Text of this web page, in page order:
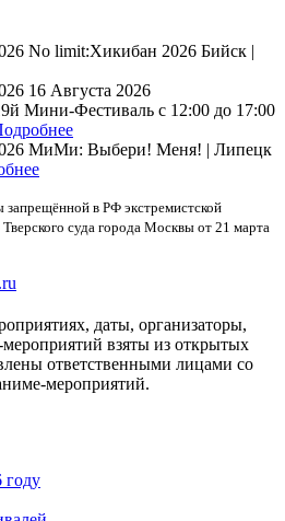
No limit:Хикибан 2026 Бийск |
16 Августа 2026
Мини-Фестиваль с 12:00 до 17:00
МиМи: Выбери! Меня! | Липецк
запрещённой в РФ экстремистской
суда города Москвы от 21 марта
даты, организаторы,
взяты из открытых
ответственными лицами со
мероприятий.
году